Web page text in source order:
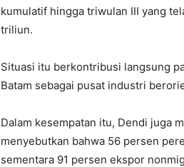
kumulatif hingga triwulan III yang
triliun.
Situasi itu berkontribusi langsung
Batam sebagai pusat industri
Dalam kesempatan itu, Dendi juga
menyebutkan bahwa 56 persen
sementara 91 persen ekspor